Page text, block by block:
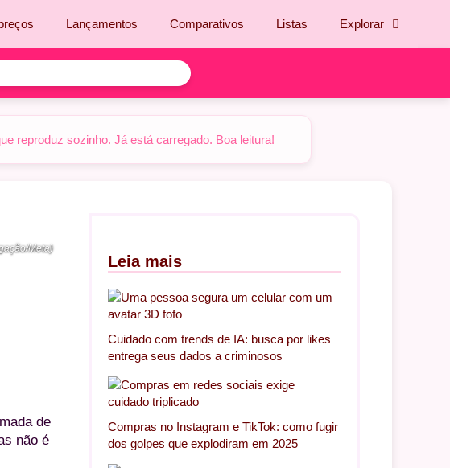
Lançamentos Comparativos Listas Explorar
reproduz sozinho. Já está carregado. Boa leitura!
Meta)
de
não é
Leia mais
Cuidado com trends de IA: busca por likes
entrega seus dados a criminosos
Compras no Instagram e TikTok: como fugir
dos golpes que explodiram em 2025